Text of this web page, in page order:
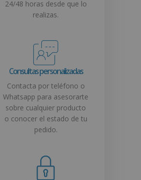
24/48 horas desde que lo
realizas.
Consultas personalizadas
Contacta por teléfono o
Whatsapp para asesorarte
sobre cualquier producto
o conocer el estado de tu
pedido.